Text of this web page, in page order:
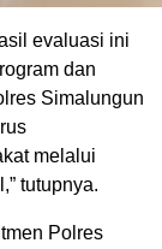
evaluasi ini
dan
Simalungun
melalui
tutupnya.
Polres